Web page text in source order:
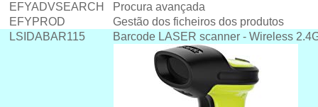
EFYADVSEARCH
Procura avançada
EFYPROD
Gestão dos ficheiros dos produtos
LSIDABAR115
Barcode LASER scanner - Wireless